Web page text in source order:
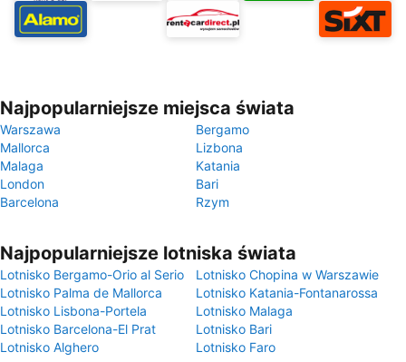
Najpopularniejsze miejsca świata
Warszawa
Bergamo
Mallorca
Lizbona
Malaga
Katania
London
Bari
Barcelona
Rzym
Najpopularniejsze lotniska świata
Lotnisko Bergamo-Orio al Serio
Lotnisko Chopina w Warszawie
Lotnisko Palma de Mallorca
Lotnisko Katania-Fontanarossa
Lotnisko Lisbona-Portela
Lotnisko Malaga
Lotnisko Barcelona-El Prat
Lotnisko Bari
Lotnisko Alghero
Lotnisko Faro